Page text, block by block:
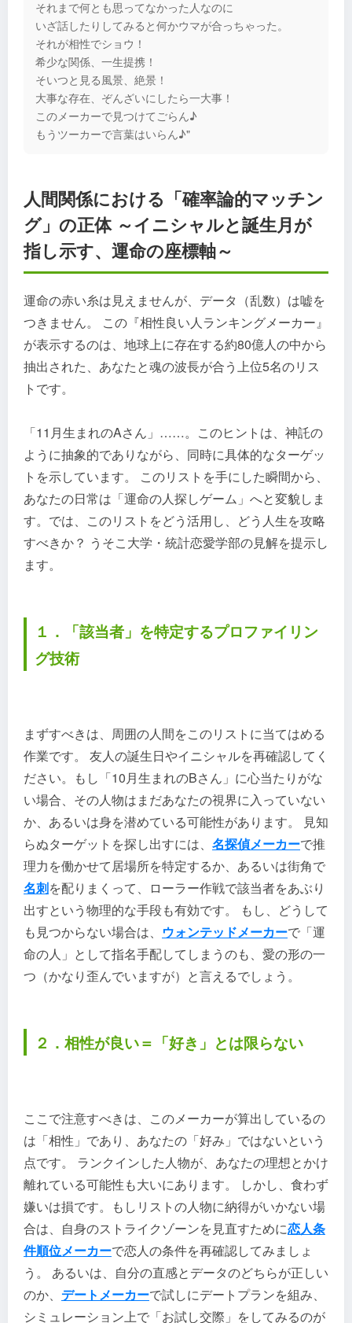
それまで何とも思ってなかった人なのに
いざ話したりしてみると何かウマが合っちゃった。
それが相性でショウ！
希少な関係、一生提携！
そいつと見る風景、絶景！
大事な存在、ぞんざいにしたら一大事！
このメーカーで見つけてごらん♪
もうツーカーで言葉はいらん♪"
人間関係における「確率論的マッチン
グ」の正体 ～イニシャルと誕生月が
指し示す、運命の座標軸～
運命の赤い糸は見えませんが、データ（乱数）は嘘を
つきません。 この『相性良い人ランキングメーカー』
が表示するのは、地球上に存在する約80億人の中から
抽出された、あなたと魂の波長が合う上位5名のリス
トです。
「11月生まれのAさん」……。このヒントは、神託の
ように抽象的でありながら、同時に具体的なターゲッ
トを示しています。 このリストを手にした瞬間から、
あなたの日常は「運命の人探しゲーム」へと変貌しま
す。では、このリストをどう活用し、どう人生を攻略
すべきか？ うそこ大学・統計恋愛学部の見解を提示し
ます。
１．「該当者」を特定するプロファイリン
グ技術
まずすべきは、周囲の人間をこのリストに当てはめる
作業です。 友人の誕生日やイニシャルを再確認してく
ださい。もし「10月生まれのBさん」に心当たりがな
い場合、その人物はまだあなたの視界に入っていない
か、あるいは身を潜めている可能性があります。 見知
らぬターゲットを探し出すには、 名探偵メーカーで推
理力を働かせて居場所を特定するか、あるいは街角で
名刺を配りまくって、ローラー作戦で該当者をあぶり
出すという物理的な手段も有効です。 もし、どうして
も見つからない場合は、 ウォンテッドメーカーで「運
命の人」として指名手配してしまうのも、愛の形の一
つ（かなり歪んでいますが）と言えるでしょう。
２．相性が良い＝「好き」とは限らない
ここで注意すべきは、このメーカーが算出しているの
は「相性」であり、あなたの「好み」ではないという
点です。 ランクインした人物が、あなたの理想とかけ
離れている可能性も大いにあります。 しかし、食わず
嫌いは損です。もしリストの人物に納得がいかない場
合は、自身のストライクゾーンを見直すために恋人条
件順位メーカーで恋人の条件を再確認してみましょ
う。 あるいは、自分の直感とデータのどちらが正しい
のか、 デートメーカーで試しにデートプランを組み、
シミュレーション上で「お試し交際」をしてみるのが